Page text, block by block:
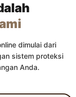
dimulai dari
sistem proteksi
Anda.